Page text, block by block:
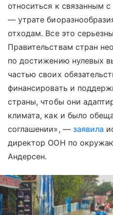
относиться к связанным
— утрате
отходам. Все это
Правительствам стран
по достижению нулевых
частью своих
финансировать и
страны, чтобы они
климата, как и было
соглашении», — заявила
директор ООН по
Андерсен.